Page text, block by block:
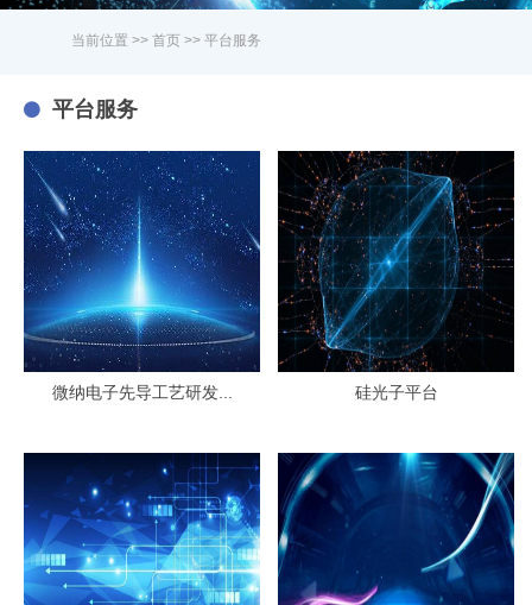
当前位置 >> 首页 >> 平台服务
平台服务
微纳电子先导工艺研发... 硅光子平台